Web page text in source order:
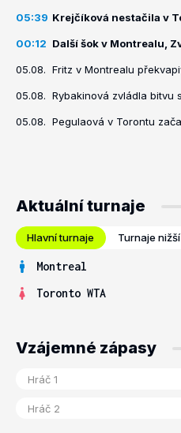
05:39 Krejčíková nestačila v
00:12 Další šok v Montrealu,
05.08. Fritz v Montrealu
05.08. Rybakinová zvládla bitvu
05.08. Pegulaová v Torontu
Aktuální turnaje
Hlavní turnaje Turnaje
Montreal
Toronto WTA
Vzájemné zápasy